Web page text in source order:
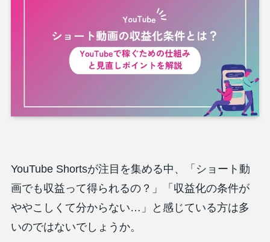
YouTube Shortsが注目を集める中、「ショート動
画でも収益って得られるの？」「収益化の条件が
ややこしくて分からない…」と感じている方は多
いのではないでしょうか。